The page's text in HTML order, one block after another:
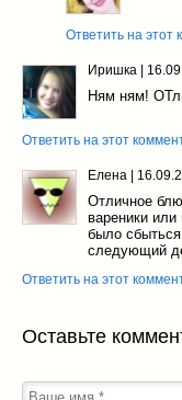
Ответить на этот
Иришка |
Ням ням!
Ответить на этот
Елена |
Отличное
вареники
было
следующий
Ответить на этот
Оставьте